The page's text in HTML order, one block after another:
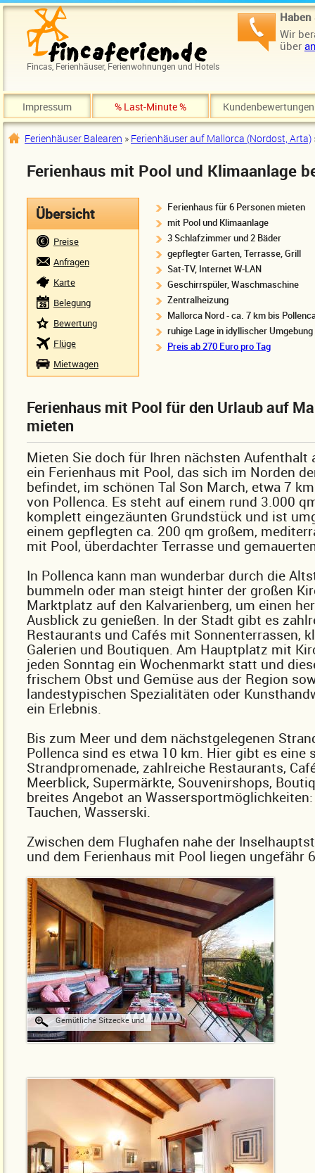
Direkt zum Inhalt
Haben
Wir
über
Fincas, Ferienhäuser, Ferienwohnungen und Hotels
Impressum % Last-Minute % Kundenbewertungen
Sie sind hier
Ferienhäuser Balearen » Ferienhäuser auf Mallorca (Nordost, Arta)
Ferienhaus mit Pool und Klimaanlage
Übersicht
Preise
Anfragen
Karte
Belegung
Bewertung
Flüge
Mietwagen
Ferienhaus für 6 Personen mieten
mit Pool und Klimaanlage
3 Schlafzimmer und 2 Bäder
gepflegter Garten, Terrasse, Grill
Sat-TV, Internet W-LAN
Geschirrspüler, Waschmaschine
Zentralheizung
Mallorca Nord - ca. 7 km bis
ruhige Lage in idyllischer Umgebung
Preis ab 270 Euro pro Tag
Ferienhaus mit Pool für den Urlaub auf
mieten
Mieten Sie doch für Ihren nächsten Aufenthalt
ein Ferienhaus mit Pool, das sich im Norden
befindet, im schönen Tal Son March, etwa 7
von Pollenca. Es steht auf einem rund 3.000
komplett eingezäunten Grundstück und ist
einem gepflegten ca. 200 qm großem,
mit Pool, überdachter Terrasse und
In Pollenca kann man wunderbar durch die
bummeln oder man steigt hinter der großen
Marktplatz auf den Kalvarienberg, um einen
Ausblick zu genießen. In der Stadt gibt es
Restaurants und Cafés mit Sonnenterrassen,
Galerien und Boutiquen. Am Hauptplatz mit
jeden Sonntag ein Wochenmarkt statt und
frischem Obst und Gemüse aus der Region
landestypischen Spezialitäten oder
ein Erlebnis.
Bis zum Meer und dem nächstgelegenen
Pollenca sind es etwa 10 km. Hier gibt es eine
Strandpromenade, zahlreiche Restaurants,
Meerblick, Supermärkte, Souvenirshops,
breites Angebot an
Tauchen, Wasserski.
Zwischen dem Flughafen nahe der
und dem Ferienhaus mit Pool liegen ungefähr
Gemütliche Sitzecke und